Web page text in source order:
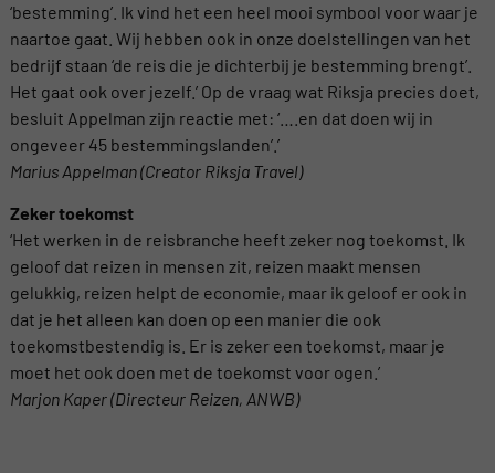
‘bestemming’. Ik vind het een heel mooi symbool voor waar je
naartoe gaat. Wij hebben ook in onze doelstellingen van het
bedrijf staan ‘de reis die je dichterbij je bestemming brengt’.
Het gaat ook over jezelf.’ Op de vraag wat Riksja precies doet,
besluit Appelman zijn reactie met: ‘….en dat doen wij in
ongeveer 45 bestemmingslanden’.’
Marius Appelman (Creator Riksja Travel)
Zeker toekomst
‘Het werken in de reisbranche heeft zeker nog toekomst. Ik
geloof dat reizen in mensen zit, reizen maakt mensen
gelukkig, reizen helpt de economie, maar ik geloof er ook in
dat je het alleen kan doen op een manier die ook
toekomstbestendig is. Er is zeker een toekomst, maar je
moet het ook doen met de toekomst voor ogen.’
Marjon Kaper (Directeur Reizen, ANWB)